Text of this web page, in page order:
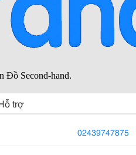
trợ
02439747875